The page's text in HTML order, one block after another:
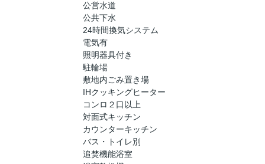
公営水道
公共下水
24時間換気システム
電気有
照明器具付き
駐輪場
敷地内ごみ置き場
IHクッキングヒーター
コンロ２口以上
対面式キッチン
カウンターキッチン
バス・トイレ別
追焚機能浴室